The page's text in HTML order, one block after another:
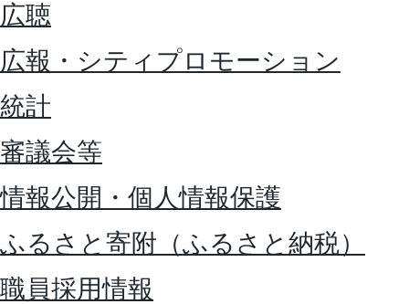
広聴
広報・シティプロモーション
統計
審議会等
情報公開・個人情報保護
ふるさと寄附（ふるさと納税）
職員採用情報